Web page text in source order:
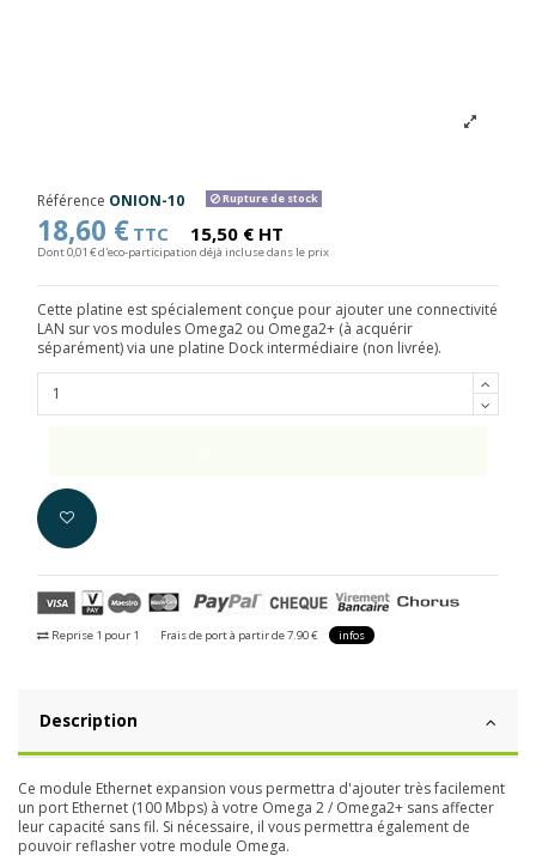
Référence ONION-10 Rupture de stock
18,60 € TTC 15,50 € HT
Dont 0,01 € d'eco-participation déjà incluse dans le prix
Cette platine est spécialement conçue pour ajouter une connectivité
LAN sur vos modules Omega2 ou Omega2+ (à acquérir
séparément) via une platine Dock intermédiaire (non livrée).
Reprise 1 pour 1 Frais de port à partir de 7.90 € infos
Description
Ce module Ethernet expansion vous permettra d'ajouter très facilement
un port Ethernet (100 Mbps) à votre Omega 2 / Omega2+ sans affecter
leur capacité sans fil. Si nécessaire, il vous permettra également de
pouvoir reflasher votre module Omega.